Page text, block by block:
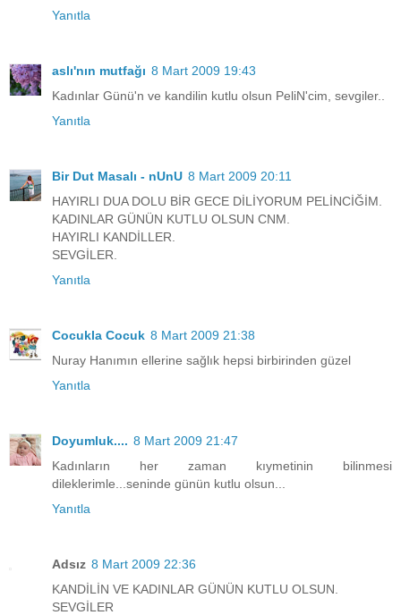
Yanıtla
aslı'nın mutfağı 8 Mart 2009 19:43
Kadınlar Günü'n ve kandilin kutlu olsun PeliN'cim, sevgiler..
Yanıtla
Bir Dut Masalı - nUnU 8 Mart 2009 20:11
HAYIRLI DUA DOLU BİR GECE DİLİYORUM PELİNCİĞİM.
KADINLAR GÜNÜN KUTLU OLSUN CNM.
HAYIRLI KANDİLLER.
SEVGİLER.
Yanıtla
Cocukla Cocuk 8 Mart 2009 21:38
Nuray Hanımın ellerine sağlık hepsi birbirinden güzel
Yanıtla
Doyumluk.... 8 Mart 2009 21:47
Kadınların her zaman kıymetinin bilinmesi
dileklerimle...seninde günün kutlu olsun...
Yanıtla
Adsız 8 Mart 2009 22:36
KANDİLİN VE KADINLAR GÜNÜN KUTLU OLSUN.
SEVGİLER